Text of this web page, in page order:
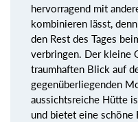
hervorragend mit
kombinieren lässt,
den Rest des Tages
verbringen. Der kleine
traumhaften Blick auf
gegenüberliegenden
aussichtsreiche Hütte
und bietet eine